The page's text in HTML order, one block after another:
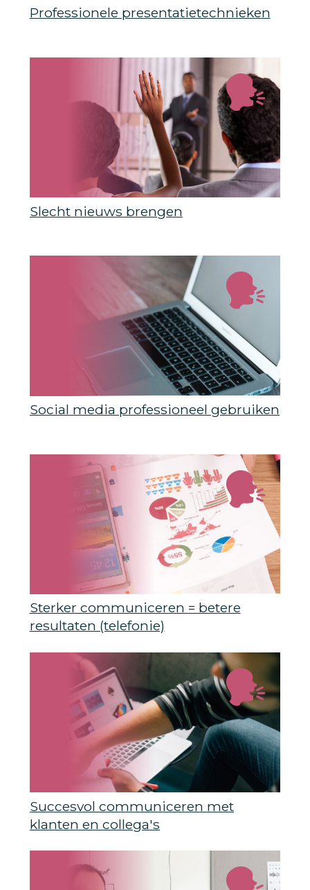
Professionele presentatietechnieken
Slecht nieuws brengen
Social media professioneel gebruiken
Sterker communiceren = betere
resultaten (telefonie)
Succesvol communiceren met
klanten en collega's